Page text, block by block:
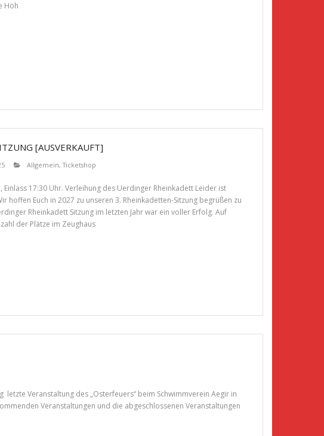
Höh
[AUSVERKAUFT]
Allgemein,Ticketshop
17:30 Uhr. Verleihung des Uerdinger Rheinkadett Leider ist
hoffen Euch in 2027 zu unseren 3. Rheinkadetten-Sitzung begrüßen zu
Rheinkadett Sitzung im letzten Jahr war ein voller Erfolg. Auf
der Plätze im Zeughaus
Veranstaltung des „Osterfeuers“ beim Schwimmverein Aegir in
Veranstaltungen und die abgeschlossenen Veranstaltungen